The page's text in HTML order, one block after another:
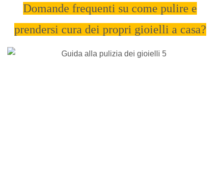
Domande frequenti su come pulire e
prendersi cura dei propri gioielli a casa?